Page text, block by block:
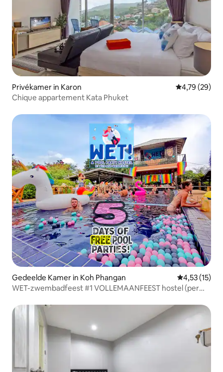
Privékamer in Karon Gemiddelde
4,79 (29)
Chique appartement Kata Phuket
Gedeelde Kamer in Koh Phangan Gemiddelde
4,53 (15)
WET-zwembadfeest #1 VOLLEMAANFEEST hostel (per